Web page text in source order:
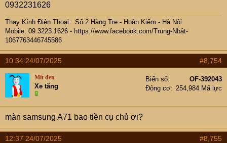
0932231626
Thay Kính Điện Thoại : Số 2 Hàng Tre - Hoàn Kiếm - Hà Nội
Mobile: 09.3223.1626 - https://www.facebook.com/Trung-Nhật-
1067763446745586
10:34 24/07/2025 #8,754
Mít đen
Xe tăng
Biển số
OF-392043
Động cơ
254,984 Mã lực
màn samsung A71 bao tiền cụ chủ ơi?
12:37 24/07/2025 #8,755